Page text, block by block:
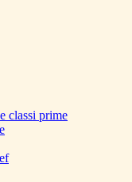
classi prime